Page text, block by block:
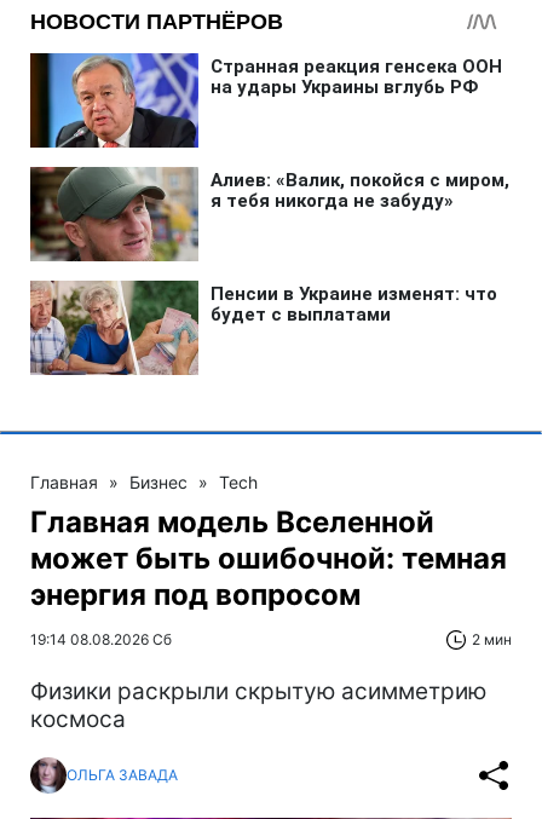
Главная » Бизнес » Tech
Главная модель Вселенной
может быть ошибочной: темная
энергия под вопросом
19:14 08.08.2026 Сб 2 мин
Физики раскрыли скрытую асимметрию
космоса
ОЛЬГА ЗАВАДА